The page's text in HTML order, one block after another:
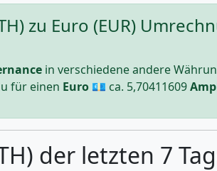
zu Euro (EUR)
in verschiedene andere
für einen Euro 💶 ca. 5,70411609
der letzten 7